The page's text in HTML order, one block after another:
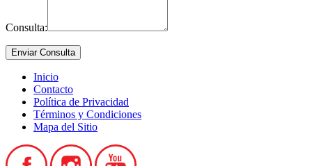
Consulta:
Inicio
Contacto
Política de Privacidad
Términos y Condiciones
Mapa del Sitio